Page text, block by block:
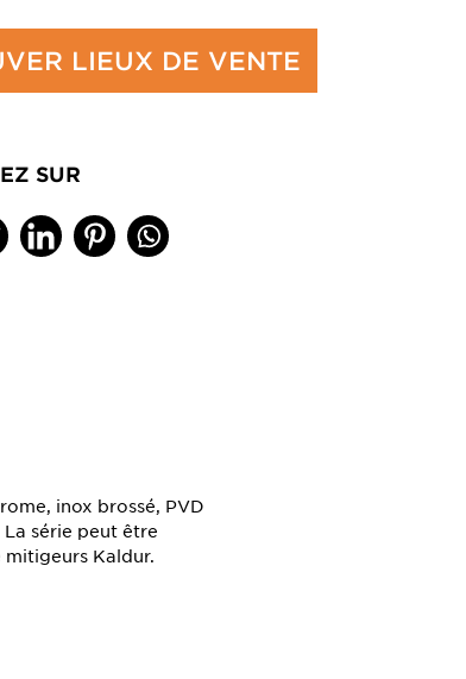
LIEUX DE VENTE
SUR
inox brossé, PVD
série peut être
Kaldur.